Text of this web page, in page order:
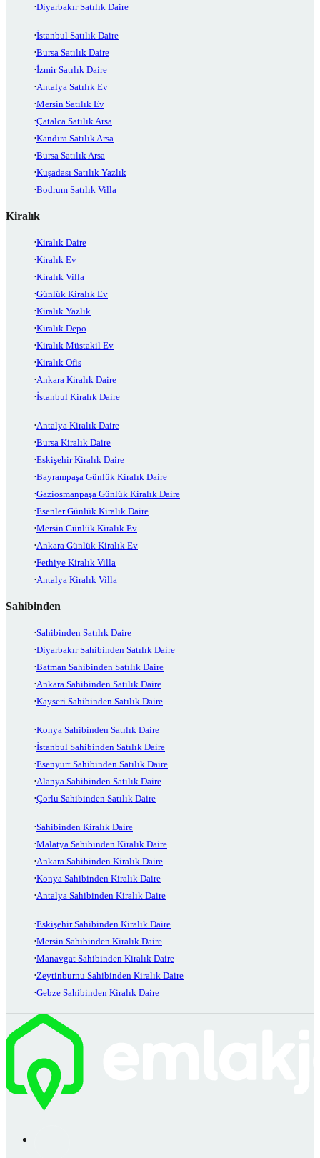
Diyarbakır Satılık Daire
İstanbul Satılık Daire
Bursa Satılık Daire
İzmir Satılık Daire
Antalya Satılık Ev
Mersin Satılık Ev
Çatalca Satılık Arsa
Kandıra Satılık Arsa
Bursa Satılık Arsa
Kuşadası Satılık Yazlık
Bodrum Satılık Villa
Kiralık
Kiralık Daire
Kiralık Ev
Kiralık Villa
Günlük Kiralık Ev
Kiralık Yazlık
Kiralık Depo
Kiralık Müstakil Ev
Kiralık Ofis
Ankara Kiralık Daire
İstanbul Kiralık Daire
Antalya Kiralık Daire
Bursa Kiralık Daire
Eskişehir Kiralık Daire
Bayrampaşa Günlük Kiralık Daire
Gaziosmanpaşa Günlük Kiralık Daire
Esenler Günlük Kiralık Daire
Mersin Günlük Kiralık Ev
Ankara Günlük Kiralık Ev
Fethiye Kiralık Villa
Antalya Kiralık Villa
Sahibinden
Sahibinden Satılık Daire
Diyarbakır Sahibinden Satılık Daire
Batman Sahibinden Satılık Daire
Ankara Sahibinden Satılık Daire
Kayseri Sahibinden Satılık Daire
Konya Sahibinden Satılık Daire
İstanbul Sahibinden Satılık Daire
Esenyurt Sahibinden Satılık Daire
Alanya Sahibinden Satılık Daire
Çorlu Sahibinden Satılık Daire
Sahibinden Kiralık Daire
Malatya Sahibinden Kiralık Daire
Ankara Sahibinden Kiralık Daire
Konya Sahibinden Kiralık Daire
Antalya Sahibinden Kiralık Daire
Eskişehir Sahibinden Kiralık Daire
Mersin Sahibinden Kiralık Daire
Manavgat Sahibinden Kiralık Daire
Zeytinburnu Sahibinden Kiralık Daire
Gebze Sahibinden Kiralık Daire